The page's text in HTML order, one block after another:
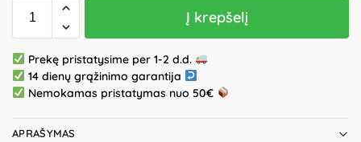
Į krepšelį
Prekę pristatysime per 1-2 d.d.
14 dienų grąžinimo garantija
Nemokamas pristatymas nuo 50€
APRAŠYMAS